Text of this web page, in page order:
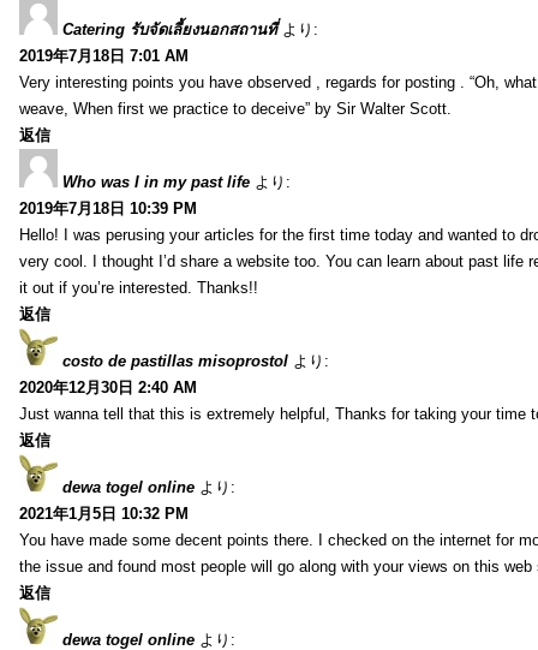
Catering รับจัดเลี้ยงนอกสถานที่ より:
2019年7月18日 7:01 AM
Very interesting points you have observed , regards for posting . “Oh,
weave, When first we practice to deceive” by Sir Walter Scott.
返信
Who was I in my past life より:
2019年7月18日 10:39 PM
Hello! I was perusing your articles for the first time today and wanted to
very cool. I thought I’d share a website too. You can learn about past life
it out if you’re interested. Thanks!!
返信
costo de pastillas misoprostol より:
2020年12月30日 2:40 AM
Just wanna tell that this is extremely helpful, Thanks for taking your time
返信
dewa togel online より:
2021年1月5日 10:32 PM
You have made some decent points there. I checked on the internet for
the issue and found most people will go along with your views on this web
返信
dewa togel online より: